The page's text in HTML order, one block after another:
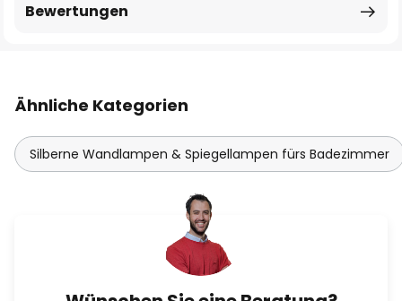
Bewertungen
Ähnliche Kategorien
Silberne Wandlampen & Spiegellampen fürs Badezimmer